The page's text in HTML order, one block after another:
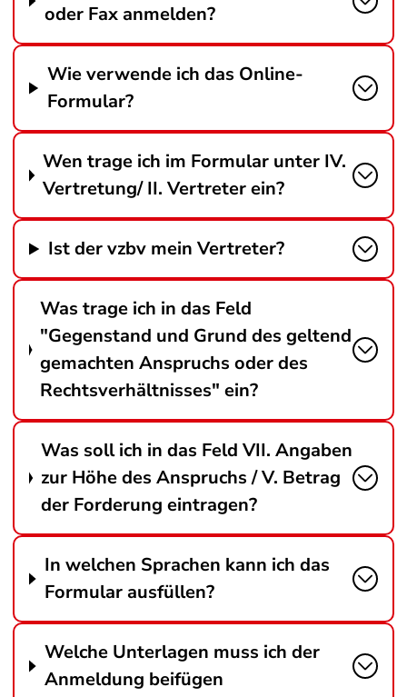
oder Fax anmelden?
Wie verwende ich das Online-
Formular?
Wen trage ich im Formular unter IV.
Vertretung/ II. Vertreter ein?
Ist der vzbv mein Vertreter?
Was trage ich in das Feld
"Gegenstand und Grund des geltend
gemachten Anspruchs oder des
Rechtsverhältnisses" ein?
Was soll ich in das Feld VII. Angaben
zur Höhe des Anspruchs / V. Betrag
der Forderung eintragen?
In welchen Sprachen kann ich das
Formular ausfüllen?
Welche Unterlagen muss ich der
Anmeldung beifügen